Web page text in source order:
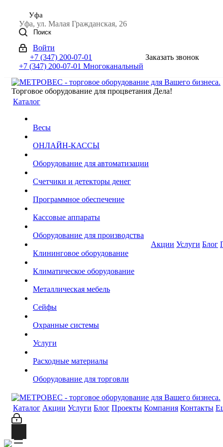
Уфа
Уфа, ул. Малая Гражданская, 26
Поиск
Войти
+7 (347) 200-07-01
+7 (347) 200-07-01 Многоканальный
Заказать звонок
Торговое оборудование для процветания Дела!
Каталог
Весы
ОНЛАЙН-КАССЫ
Оборудование для автоматизации
Счетчики и детекторы денег
Программное обеспечение
Кассовые аппараты
Оборудование для производства
Клининговое оборудование
Климатическое оборудование
Металлическая мебель
Сейфы
Охранные системы
Услуги
Расходные материалы
Оборудование для торговли
Акции Услуги Блог
Каталог Акции Услуги Блог Проекты Компания Контакты